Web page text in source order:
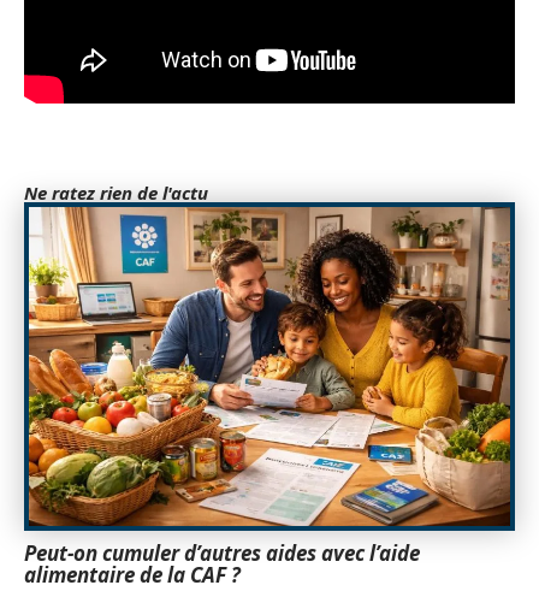
Ne ratez rien de l'actu
Peut-on cumuler d’autres aides avec l’aide
alimentaire de la CAF ?